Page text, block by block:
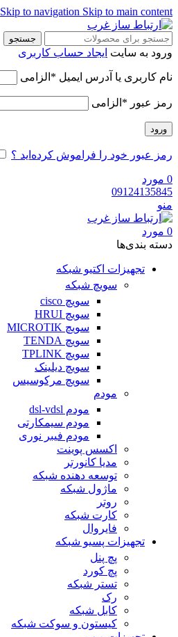
Skip to navigation Skip to main content
جستجو
ورود به سایت ایجاد حساب کاربری
نام کاربری یا آدرس ایمیل * الزامی
رمز عبور * الزامی
ورود
رمز عبور خود را فراموش کرده‌اید ؟
0 مورد
09124135845
منو
0 مورد
دسته‌ بندی‌ها
تجهیزات اکتیو شبکه
سویچ شبکه
سویچ cisco
سویچ HRUI
سویچ MICROTIK
سویچ TENDA
سویچ TPLINK
سویچ دیلینک
سویچ مرکوسیس
مودم
مودم dsl-vdsl
مودم سیمکارتی
مودم فیبر نوری
اکسس پوینت
مدیا کانورتر
توسعه دهنده شبکه
ماژول شبکه
روتر
کارت شبکه
فایروال
تجهیزات پسیو شبکه
پچ پنل
پچ کورد
تستر شبکه
رک
کابل شبکه
کیستون و سوکت شبکه